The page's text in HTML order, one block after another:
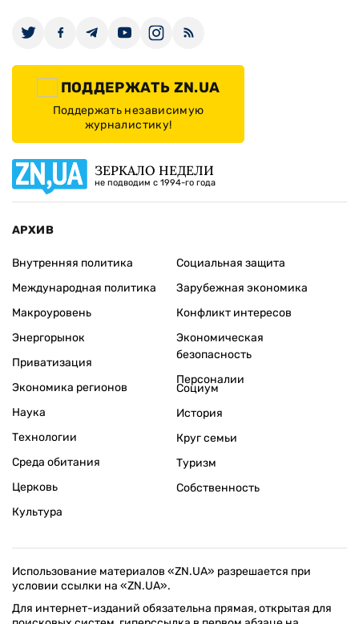
ПОДДЕРЖАТЬ ZN.UA
Поддержать независимую
журналистику!
ЗЕРКАЛО НЕДЕЛИ
не подводим с 1994-го года
АРХИВ
Внутренняя политика
Международная политика
Макроуровень
Энергорынок
Приватизация
Экономика регионов
Социальная защита
Зарубежная экономика
Конфликт интересов
Экономическая
безопасность
Персоналии
Наука
Технологии
Среда обитания
Церковь
Культура
Социум
История
Круг семьи
Туризм
Собственность
Использование материалов «ZN.UA» разрешается при
условии ссылки на «ZN.UA».
Для интернет-изданий обязательна прямая, открытая для